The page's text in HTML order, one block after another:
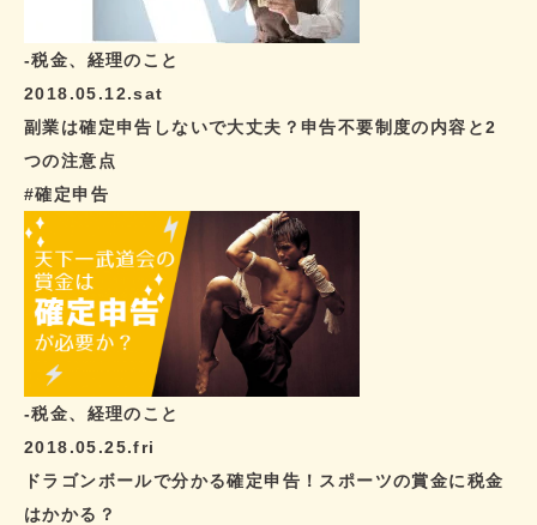
-税金、経理のこと
2018.05.12.sat
副業は確定申告しないで大丈夫？申告不要制度の内容と2
つの注意点
#確定申告
-税金、経理のこと
2018.05.25.fri
ドラゴンボールで分かる確定申告！スポーツの賞金に税金
はかかる？